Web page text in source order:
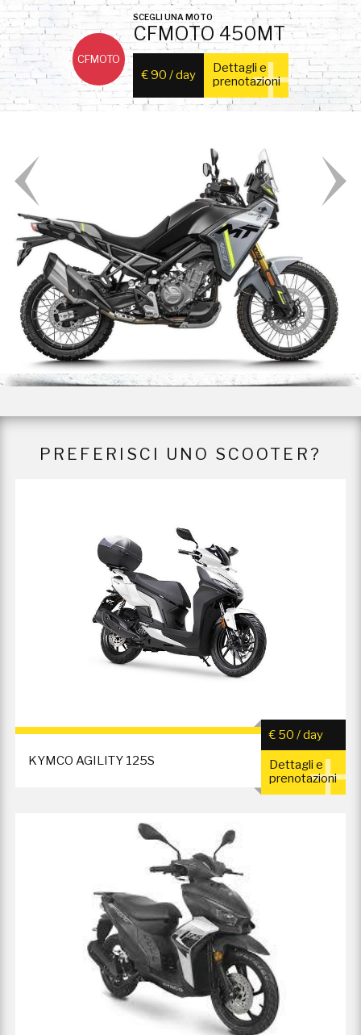
SCEGLI UNA MOTO
CFMOTO 450MT
€ 90 / day
Dettagli e
prenotazioni
Previous Next
PREFERISCI UNO SCOOTER?
KYMCO AGILITY 125S
€ 50 / day
Dettagli e
prenotazioni